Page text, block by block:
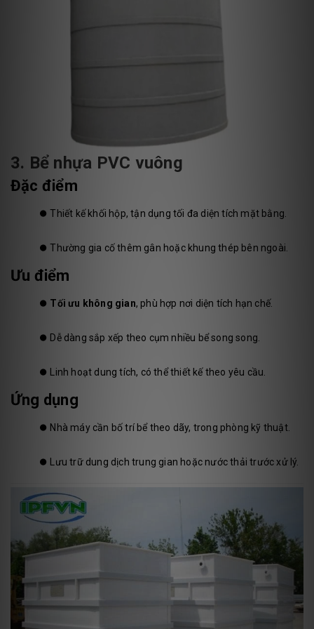
3. Bể nhựa PVC vuông
Đặc điểm
⏺️Thiết kế khối hộp, tận dụng tối đa diện tích mặt bằng.
⏺️Thường gia cố thêm gân hoặc khung thép bên ngoài.
Ưu điểm
⏺️ Tối ưu không gian, phù hợp nơi diện tích hạn chế.
⏺️ Dễ dàng sắp xếp theo cụm nhiều bể song song.
⏺️ Linh hoạt dung tích, có thể thiết kế theo yêu cầu.
Ứng dụng
⏺️ Nhà máy cần bố trí bể theo dãy, trong phòng kỹ thuật.
⏺️ Lưu trữ dung dịch trung gian hoặc nước thải trước xử lý.